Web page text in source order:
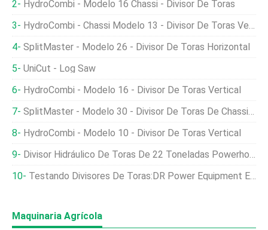
HydroCombi - Modelo 16 Chassi - Divisor De Toras
HydroCombi - Chassi Modelo 13 - Divisor De Toras Vertical
SplitMaster - Modelo 26 - Divisor De Toras Horizontal
UniCut - Log Saw
HydroCombi - Modelo 16 - Divisor De Toras Vertical
SplitMaster - Modelo 30 - Divisor De Toras De Chassi Longitudinal
HydroCombi - Modelo 10 - Divisor De Toras Vertical
Divisor Hidráulico De Toras De 22 Toneladas Powerhorse
Testando Divisores De Toras:DR Power Equipment E Wallenstein
Maquinaria Agrícola